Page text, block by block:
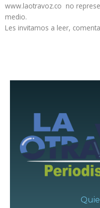
www.laotravoz.co no
medio.
Les invitamos a leer,